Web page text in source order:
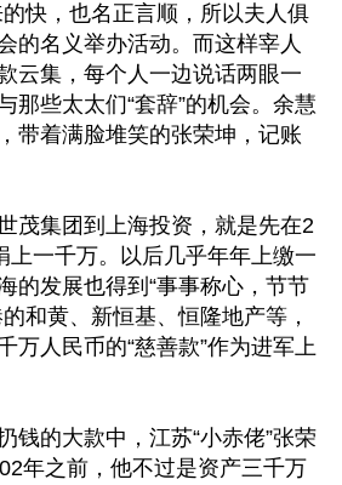
快，也名正言顺，所以夫人俱
的名义举办活动。而这样宰人
云集，每个人一边说话两眼一
那些太太们“套辞”的机会。余慧
带着满脸堆笑的张荣坤，记账
茂集团到上海投资，就是先在2
上一千万。以后几乎年年上缴一
的发展也得到“事事称心，节节
和黄、新恒基、恒隆地产等，
万人民币的“慈善款”作为进军上
钱的大款中，江苏“小赤佬”张荣
年之前，他不过是资产三千万